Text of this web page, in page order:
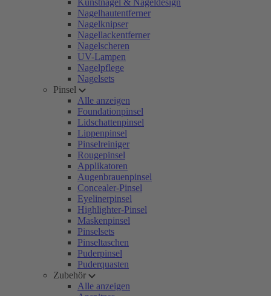
Kunstnägel & Nageldesign
Nagelhautentferner
Nagelknipser
Nagellackentferner
Nagelscheren
UV-Lampen
Nagelpflege
Nagelsets
Pinsel
Alle anzeigen
Foundationpinsel
Lidschattenpinsel
Lippenpinsel
Pinselreiniger
Rougepinsel
Applikatoren
Augenbrauenpinsel
Concealer-Pinsel
Eyelinerpinsel
Highlighter-Pinsel
Maskenpinsel
Pinselsets
Pinseltaschen
Puderpinsel
Puderquasten
Zubehör
Alle anzeigen